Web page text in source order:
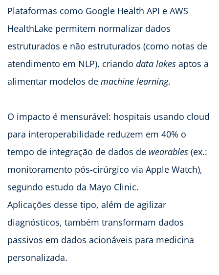
Plataformas como Google Health API e AWS
HealthLake permitem normalizar dados
estruturados e não estruturados (como notas de
atendimento em NLP), criando data lakes aptos a
alimentar modelos de machine learning.
O impacto é mensurável: hospitais usando cloud
para interoperabilidade reduzem em 40% o
tempo de integração de dados de wearables (ex.:
monitoramento pós-cirúrgico via Apple Watch),
segundo estudo da Mayo Clinic.
Aplicações desse tipo, além de agilizar
diagnósticos, também transformam dados
passivos em dados acionáveis para medicina
personalizada.